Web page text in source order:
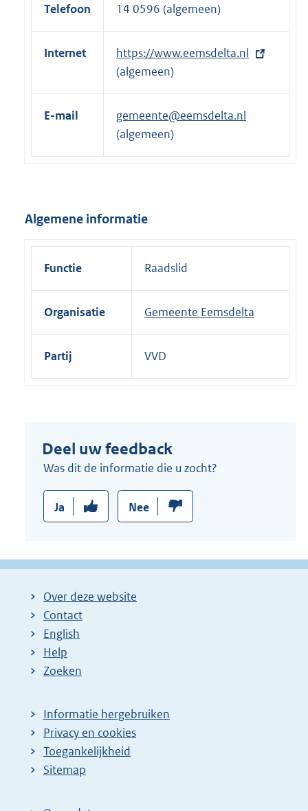
Telefoon 14 0596 (algemeen)
Internet
E
x
t
r
e
n
k
https://www.eemsdelta.nl
(algemeen)
E-mail
gemeente@eemsdelta.nl
(algemeen)
Algemene informatie
Functie Raadslid
Organisatie Gemeente Eemsdelta
Partij VVD
Deel uw feedback
Was dit de informatie die u zocht?
Ja Nee
Over deze website
Contact
English
Help
Zoeken
Informatie hergebruiken
Privacy en cookies
Toegankelijkheid
Sitemap